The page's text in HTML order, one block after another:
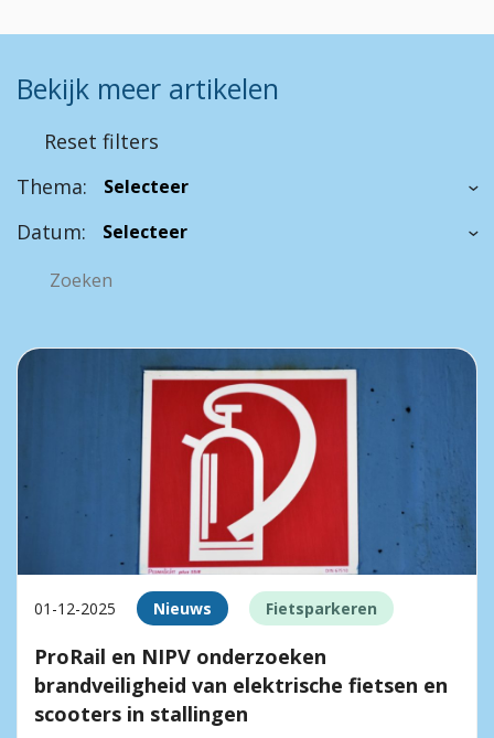
Bekijk meer artikelen
Reset filters
Thema:
Datum:
01-12-2025 Nieuws Fietsparkeren
ProRail en NIPV onderzoeken
brandveiligheid van elektrische fietsen en
scooters in stallingen